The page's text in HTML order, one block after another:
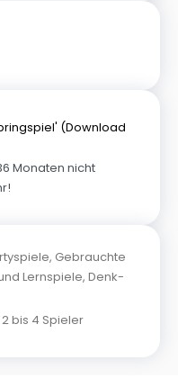
(Download
Monaten nicht
, Gebrauchte
Lernspiele, Denk-
bis 4 Spieler